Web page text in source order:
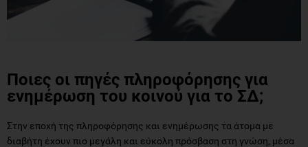
Ποιες οι πηγές πληροφόρησης για
ενημέρωση του κοινού για το ΣΔ;
Στην εποχή της πληροφόρησης και ενημέρωσης τα άτομα με
διαβήτη έχουν πιο μεγάλη και εύκολη πρόσβαση στη γνώση, μέσα